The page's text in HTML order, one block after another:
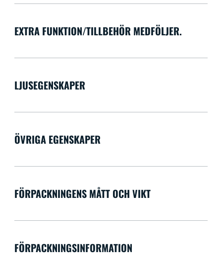
EXTRA FUNKTION/TILLBEHÖR MEDFÖLJER.
LJUSEGENSKAPER
ÖVRIGA EGENSKAPER
FÖRPACKNINGENS MÅTT OCH VIKT
FÖRPACKNINGSINFORMATION